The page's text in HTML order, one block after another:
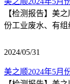
【检测报告】美
份工业废水、有组
2024/05/31
美之顺2024年5月